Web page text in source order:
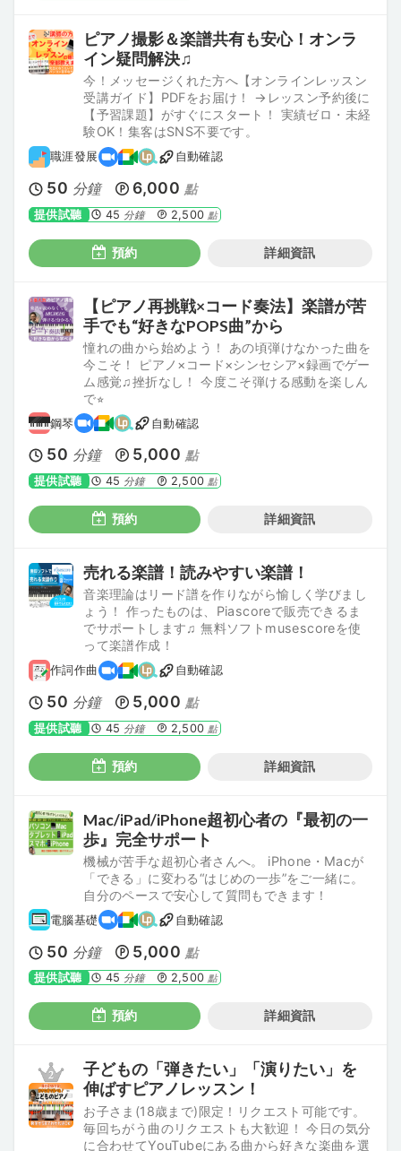
ピアノ撮影＆楽譜共有も安心！オンラ
イン疑問解決♫
今！メッセージくれた方へ【オンラインレッスン
受講ガイド】PDFをお届け！ →レッスン予約後に
【予習課題】がすぐにスタート！ 実績ゼロ・未経
験OK！集客はSNS不要です。
職涯發展 自動確認
50 分鐘 6,000 點
提供試聽 45 分鐘 2,500 點
預約 詳細資訊
【ピアノ再挑戦×コード奏法】楽譜が苦
手でも“好きなPOPS曲”から
憧れの曲から始めよう！ あの頃弾けなかった曲を
今こそ！ ピアノ×コード×シンセシア×録画でゲー
ム感覚♫挫折なし！ 今度こそ弾ける感動を楽しん
で⭐︎
鋼琴 自動確認
50 分鐘 5,000 點
提供試聽 45 分鐘 2,500 點
預約 詳細資訊
売れる楽譜！読みやすい楽譜！
音楽理論はリード譜を作りながら愉しく学びまし
ょう！ 作ったものは、Piascoreで販売できるま
でサポートします♫ 無料ソフトmusescoreを使
って楽譜作成！
作詞作曲 自動確認
50 分鐘 5,000 點
提供試聽 45 分鐘 2,500 點
預約 詳細資訊
Mac/iPad/iPhone超初心者の『最初の一
歩』完全サポート
機械が苦手な超初心者さんへ。 iPhone・Macが
「できる」に変わる“はじめの一歩”をご一緒に。
自分のペースで安心して質問もできます！
電腦基礎 自動確認
50 分鐘 5,000 點
提供試聽 45 分鐘 2,500 點
預約 詳細資訊
子どもの「弾きたい」「演りたい」を
伸ばすピアノレッスン！
お子さま(18歳まで)限定！リクエスト可能です。
毎回ちがう曲のリクエストも大歓迎！ 今日の気分
に合わせてYouTubeにある曲から好きな楽曲を選